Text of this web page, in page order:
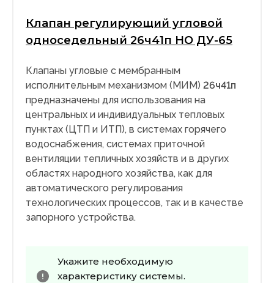
Клапан регулирующий угловой
односедельный 26ч41п НО ДУ-65
Клапаны угловые с мембранным
исполнительным механизмом (МИМ) 26ч41п
предназначены для использования на
центральных и индивидуальных тепловых
пунктах (ЦТП и ИТП), в системах горячего
водоснабжения, системах приточной
вентиляции тепличных хозяйств и в других
областях народного хозяйства, как для
автоматического регулирования
технологических процессов, так и в качестве
запорного устройства.
Укажите необходимую
характеристику системы.